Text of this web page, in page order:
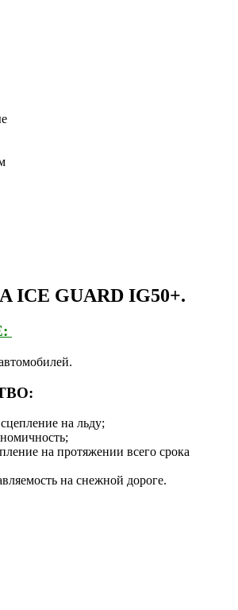
ICE GUARD IG50+.
на льду;
на протяжении всего срока
на снежной дороге.